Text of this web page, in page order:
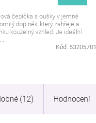
čepička s oušky v jemné
doplněk, který zahřeje a
kouzelný vzhled. Je ideální
Kód: 63205701
(12) Hodnocení